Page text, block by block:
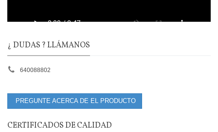
¿ DUDAS ? LLÁMANOS
640088802
PREGUNTE ACERCA DE EL PRODUCTO
CERTIFICADOS DE CALIDAD